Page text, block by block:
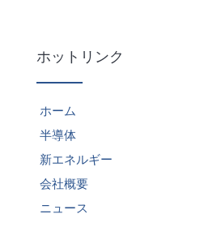
ホットリンク
ホーム
半導体
新エネルギー
会社概要
ニュース